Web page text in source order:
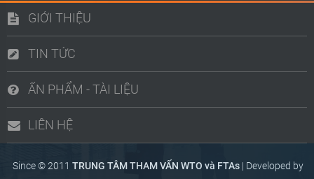
GIỚI THIỆU
TIN TỨC
ẤN PHẨM - TÀI LIỆU
LIÊN HỆ
Since © 2011 TRUNG TÂM THAM VẤN WTO và FTAs | Developed by